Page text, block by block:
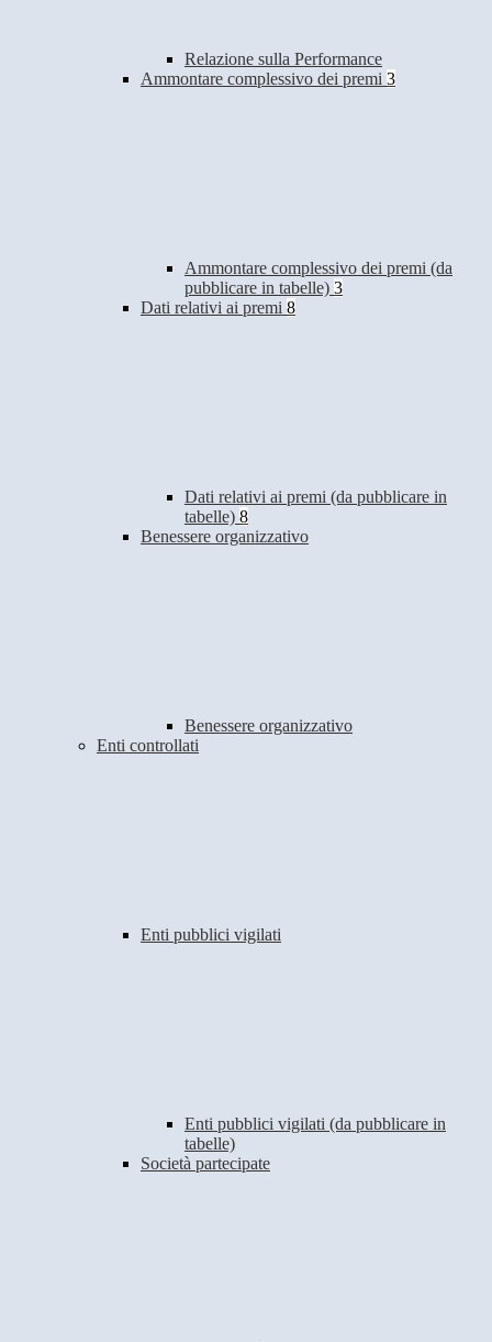
Relazione sulla Performance
Ammontare complessivo dei premi 3
Ammontare complessivo dei premi (da
pubblicare in tabelle) 3
Dati relativi ai premi 8
Dati relativi ai premi (da pubblicare in
tabelle) 8
Benessere organizzativo
Benessere organizzativo
Enti controllati
Enti pubblici vigilati
Enti pubblici vigilati (da pubblicare in
tabelle)
Società partecipate